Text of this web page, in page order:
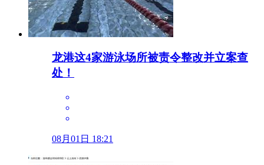
龙港这4家游泳场所被责令整改并立案查
处！
08月01日 18:21